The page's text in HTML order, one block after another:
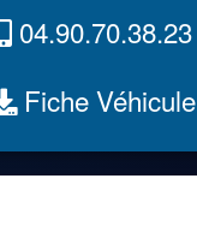
04.90.70.38.23
Fiche Véhicule